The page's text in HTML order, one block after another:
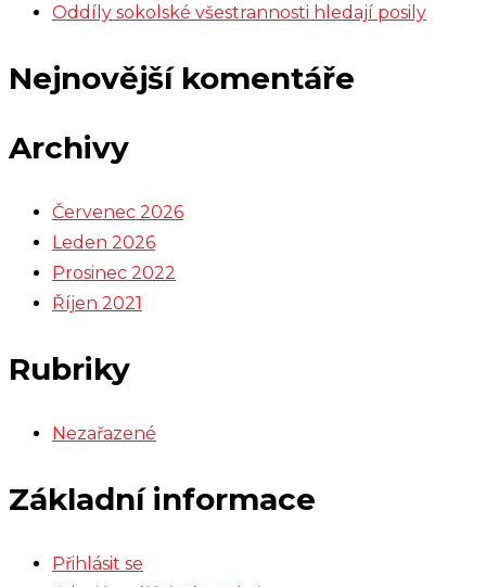
Oddíly sokolské všestrannosti hledají posily
Nejnovější komentáře
Archivy
Červenec 2026
Leden 2026
Prosinec 2022
Říjen 2021
Rubriky
Nezařazené
Základní informace
Přihlásit se